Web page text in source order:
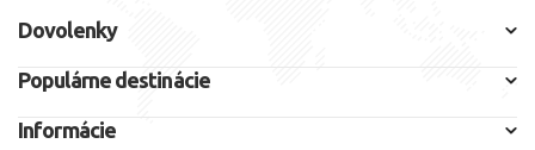
Dovolenky
Populárne destinácie
Informácie